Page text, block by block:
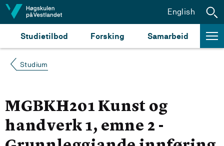
Hopp til innhald
Studietilbod Forsking Samarbeid
English
Studium
MGBKH201 Kunst og
handverk 1, emne 2 -